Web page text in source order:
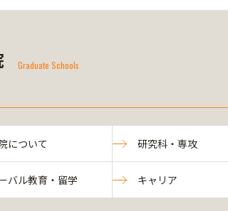
Graduate Schools
について 研究科・専攻
バル教育・留学 キャリア